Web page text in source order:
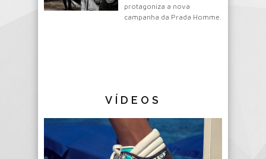
protagoniza a nova
campanha da Prada Homme.
VÍDEOS